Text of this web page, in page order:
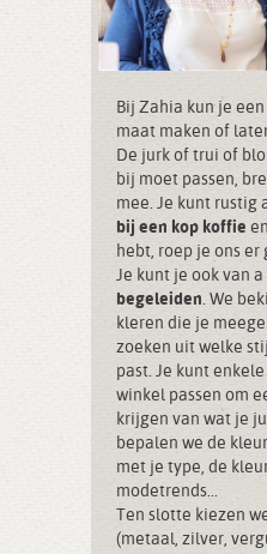
Bij Zahia kun je
maat maken of
De jurk of trui of
bij moet passen,
mee. Je kunt rustig
bij een kop koffie
hebt, roep je ons er
Je kunt je ook van
begeleiden. We
kleren die je
zoeken uit welke
past. Je kunt
winkel passen om
krijgen van wat je
bepalen we de
met je type, de
modetrends...
Ten slotte kiezen
(metaal, zilver,